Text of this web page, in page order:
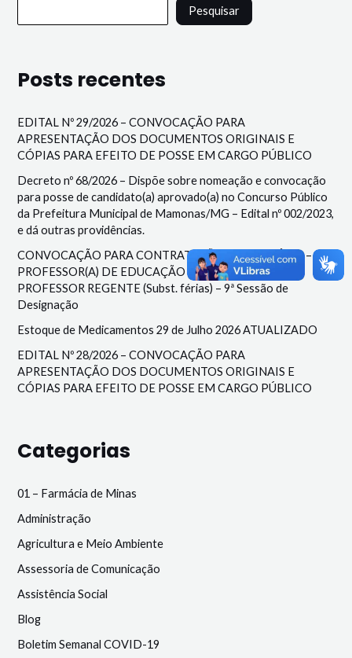
Pesquisar
Posts recentes
EDITAL Nº 29/2026 – CONVOCAÇÃO PARA
APRESENTAÇÃO DOS DOCUMENTOS ORIGINAIS E
CÓPIAS PARA EFEITO DE POSSE EM CARGO PÚBLICO
Decreto nº 68/2026 – Dispõe sobre nomeação e convocação
para posse de candidato(a) aprovado(a) no Concurso Público
da Prefeitura Municipal de Mamonas/MG – Edital nº 002/2023,
e dá outras providências.
CONVOCAÇÃO PARA CONTRATAÇÃO TEMPORÁRIA –
PROFESSOR(A) DE EDUCAÇÃO ESPECIAL – APOIO E
PROFESSOR REGENTE (Subst. férias) – 9ª Sessão de
Designação
Estoque de Medicamentos 29 de Julho 2026 ATUALIZADO
EDITAL Nº 28/2026 – CONVOCAÇÃO PARA
APRESENTAÇÃO DOS DOCUMENTOS ORIGINAIS E
CÓPIAS PARA EFEITO DE POSSE EM CARGO PÚBLICO
Categorias
01 – Farmácia de Minas
Administração
Agricultura e Meio Ambiente
Assessoria de Comunicação
Assistência Social
Blog
Boletim Semanal COVID-19